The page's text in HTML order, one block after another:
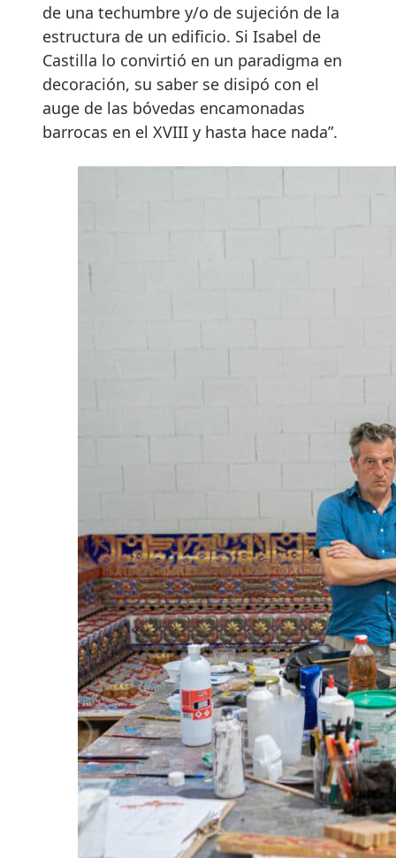
de una techumbre y/o de sujeción de la
estructura de un edificio. Si Isabel de
Castilla lo convirtió en un paradigma en
decoración, su saber se disipó con el
auge de las bóvedas encamonadas
barrocas en el XVIII y hasta hace nada”.